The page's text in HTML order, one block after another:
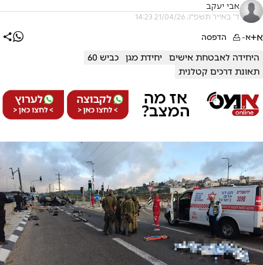
אבי יעקב
ד' באייר תשפ"ו, 21/04/26 14:23
א+א- הדפסה
היחידה לאבטחת אישים יחידת מגן
כביש 60
תאונת דרכים קטלנית